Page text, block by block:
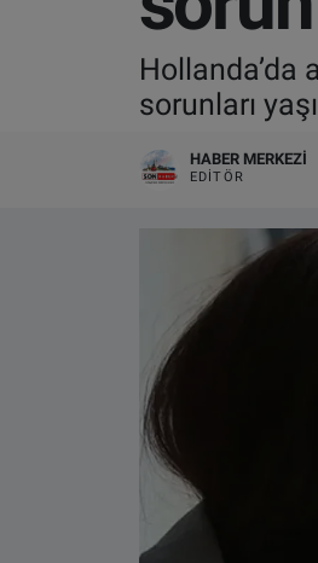
Hollanda’da
sorunları
HABER MERKEZI
EDITÖR
ALGEMENE
CONTACT
Çerez Politikası